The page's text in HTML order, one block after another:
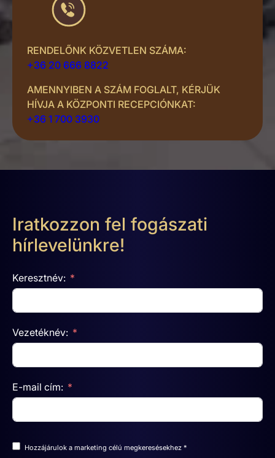
RENDELŐNK KÖZVETLEN SZÁMA:
+36 20 666 8822
AMENNYIBEN A SZÁM FOGLALT, KÉRJÜK
HÍVJA A KÖZPONTI RECEPCIÓNKAT:
+36 1 700 3930
Iratkozzon fel fogászati
hírlevelünkre!
Keresztnév:
Vezetéknév:
E-mail cím:
Hozzájárulok a marketing célú megkeresésekhez *